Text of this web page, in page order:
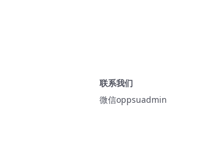
联系我们
微信oppsuadmin